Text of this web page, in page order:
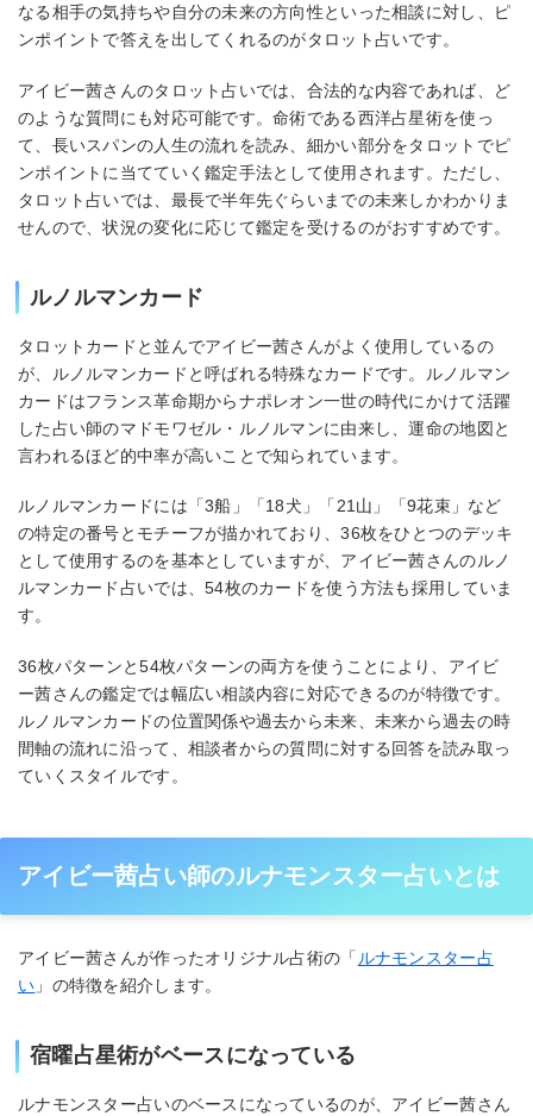
なる相手の気持ちや自分の未来の方向性といった相談に対し、ピ
ンポイントで答えを出してくれるのがタロット占いです。
アイビー茜さんのタロット占いでは、合法的な内容であれば、ど
のような質問にも対応可能です。命術である西洋占星術を使っ
て、長いスパンの人生の流れを読み、細かい部分をタロットでピ
ンポイントに当てていく鑑定手法として使用されます。ただし、
タロット占いでは、最長で半年先ぐらいまでの未来しかわかりま
せんので、状況の変化に応じて鑑定を受けるのがおすすめです。
ルノルマンカード
タロットカードと並んでアイビー茜さんがよく使用しているの
が、ルノルマンカードと呼ばれる特殊なカードです。ルノルマン
カードはフランス革命期からナポレオン一世の時代にかけて活躍
した占い師のマドモワゼル・ルノルマンに由来し、運命の地図と
言われるほど的中率が高いことで知られています。
ルノルマンカードには「3船」「18犬」「21山」「9花束」など
の特定の番号とモチーフが描かれており、36枚をひとつのデッキ
として使用するのを基本としていますが、アイビー茜さんのルノ
ルマンカード占いでは、54枚のカードを使う方法も採用していま
す。
36枚パターンと54枚パターンの両方を使うことにより、アイビ
ー茜さんの鑑定では幅広い相談内容に対応できるのが特徴です。
ルノルマンカードの位置関係や過去から未来、未来から過去の時
間軸の流れに沿って、相談者からの質問に対する回答を読み取っ
ていくスタイルです。
アイビー茜占い師のルナモンスター占いとは
アイビー茜さんが作ったオリジナル占術の「 ルナモンスター占
い 」の特徴を紹介します。
宿曜占星術がベースになっている
ルナモンスター占いのベースになっているのが、アイビー茜さん